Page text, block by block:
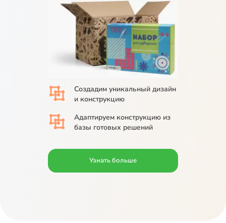
Создадим уникальный дизайн
и конструкцию
Адаптируем конструкцию из
базы готовых решений
Узнать больше